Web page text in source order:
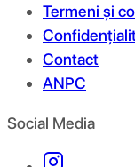
Termeni și
Contact
ANPC
Social Media